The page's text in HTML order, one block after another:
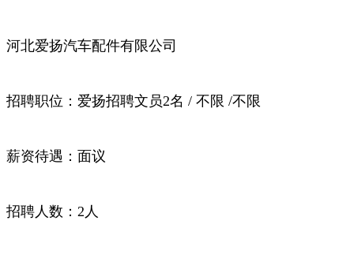
河北爱扬汽车配件有限公司
招聘职位：爱扬招聘文员2名 / 不限 /不限
薪资待遇：面议
招聘人数：2人